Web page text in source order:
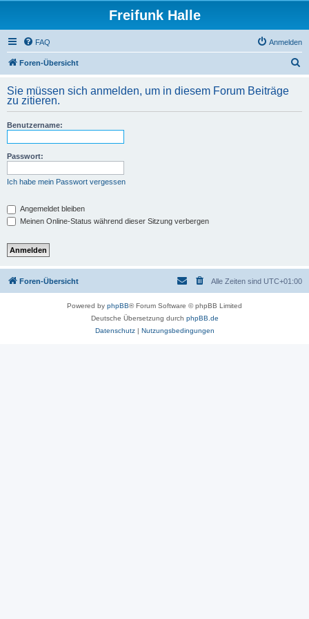
Freifunk Halle
FAQ Anmelden
Foren-Übersicht
h
Sie müssen sich anmelden, um in diesem Forum Beiträge
zu zitieren.
Benutzername:
Passwort:
Ich habe mein Passwort vergessen
Angemeldet bleiben
Meinen Online-Status während dieser Sitzung verbergen
Foren-Übersicht Alle Zeiten sind UTC+01:00
Powered by phpBB® Forum Software © phpBB Limited
Deutsche Übersetzung durch phpBB.de
Datenschutz| Nutzungsbedingungen